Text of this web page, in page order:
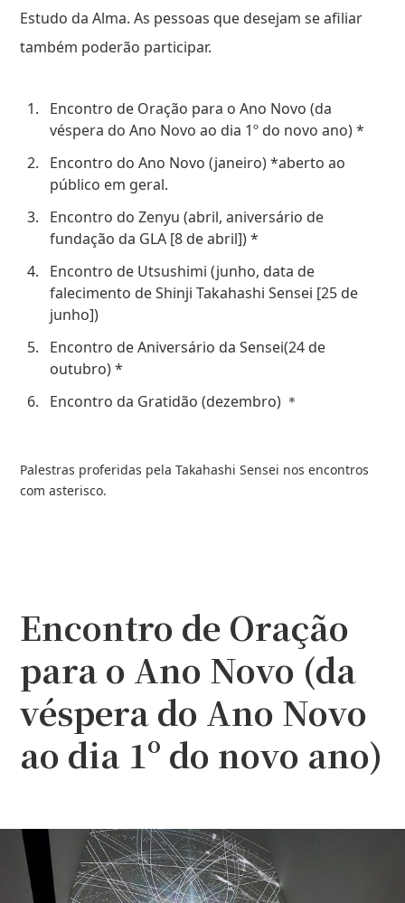
Estudo da Alma. As pessoas que desejam se afiliar
também poderão participar.
Encontro de Oração para o Ano Novo (da
véspera do Ano Novo ao dia 1º do novo ano) *
Encontro do Ano Novo (janeiro) *aberto ao
público em geral.
Encontro do Zenyu (abril, aniversário de
fundação da GLA [8 de abril]) *
Encontro de Utsushimi (junho, data de
falecimento de Shinji Takahashi Sensei [25 de
junho])
Encontro de Aniversário da Sensei(24 de
outubro) *
Encontro da Gratidão (dezembro) ＊
Palestras proferidas pela Takahashi Sensei nos encontros
com asterisco.
Encontro de Oração
para o Ano Novo (da
véspera do Ano Novo
ao dia 1º do novo ano)